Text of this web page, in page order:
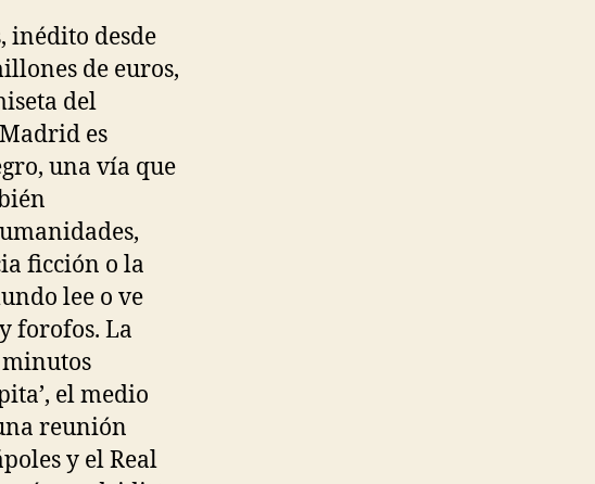
inédito desde
de euros,
del
es
una vía que
ficción o la
lee o ve
forofos. La
el medio
reunión
y el Real